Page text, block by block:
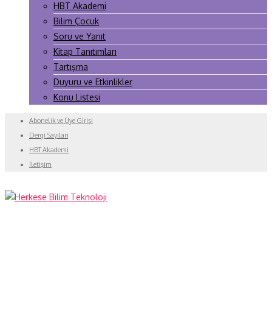
HBT Akademi
Bilim Çocuk
Soru ve Yanıt
Kitap Tanıtımları
Tartışma
Duyuru ve Etkinlikler
Konu Listesi
Abonelik ve Üye Girişi
Dergi Sayıları
HBT Akademi
İletişim